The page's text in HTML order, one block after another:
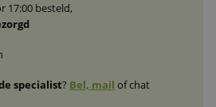
17:00 besteld,
specialist? Bel, mail of chat